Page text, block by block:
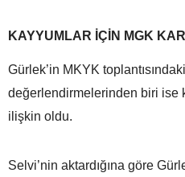
KAYYUMLAR İÇİN MGK
Gürlek’in MKYK
değerlendirmelerinden biri ise
ilişkin oldu.
Selvi’nin aktardığına göre